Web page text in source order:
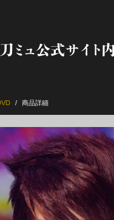
刀ミュ公式サイト
BOOK
ー
商品詳細